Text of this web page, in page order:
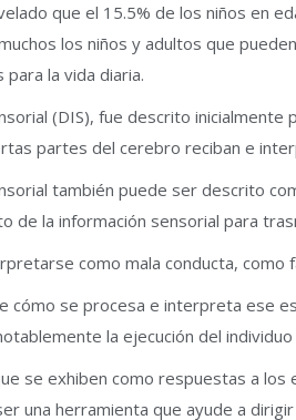
que el 15.5% de los niños en
los niños y adultos que
la vida diaria.
(DIS), fue descrito inicialmente
partes del cerebro reciban e
también puede ser descrito
de la información sensorial para
como mala conducta, como
cómo se procesa e interpreta ese
la ejecución del
se exhiben como respuestas a
una herramienta que ayude a